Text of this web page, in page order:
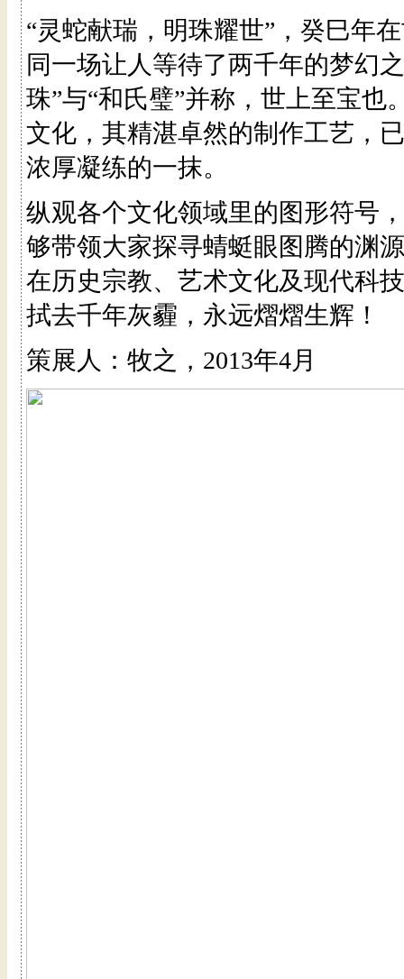
“灵蛇献瑞，明珠耀世”，癸巳年
同一场让人等待了两千年的梦幻
珠”与“和氏璧”并称，世上至宝
文化，其精湛卓然的制作工艺，
浓厚凝练的一抹。
纵观各个文化领域里的图形符号
够带领大家探寻蜻蜓眼图腾的渊
在历史宗教、艺术文化及现代科
拭去千年灰霾，永远熠熠生辉！
策展人：牧之，2013年4月